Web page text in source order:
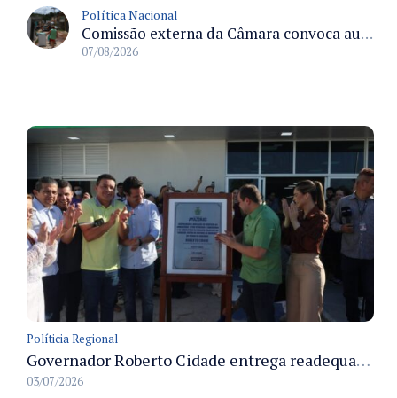
Política Nacional
Comissão externa da Câmara convoca audiência pública sobre chuvas na Zona da Mata de Minas Gerais e impactos em Juiz de Fora
07/08/2026
Políticia Regional
Governador Roberto Cidade entrega readequação do ambulatório da FCecon e amplia capacidade de atendimento oncológico em Manaus
03/07/2026